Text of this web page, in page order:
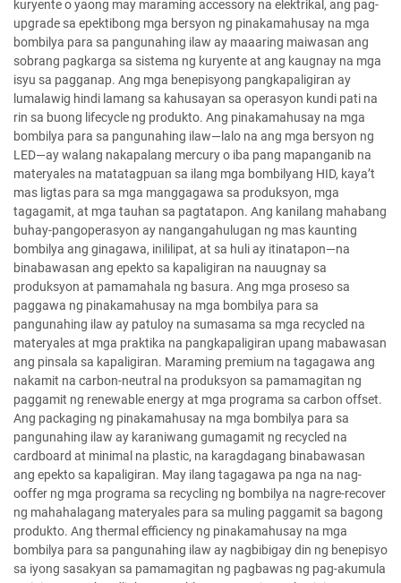
kuryente o yaong may maraming accessory na elektrikal, ang pag-
upgrade sa epektibong mga bersyon ng pinakamahusay na mga
bombilya para sa pangunahing ilaw ay maaaring maiwasan ang
sobrang pagkarga sa sistema ng kuryente at ang kaugnay na mga
isyu sa pagganap. Ang mga benepisyong pangkapaligiran ay
lumalawig hindi lamang sa kahusayan sa operasyon kundi pati na
rin sa buong lifecycle ng produkto. Ang pinakamahusay na mga
bombilya para sa pangunahing ilaw—lalo na ang mga bersyon ng
LED—ay walang nakapalang mercury o iba pang mapanganib na
materyales na matatagpuan sa ilang mga bombilyang HID, kaya’t
mas ligtas para sa mga manggagawa sa produksyon, mga
tagagamit, at mga tauhan sa pagtatapon. Ang kanilang mahabang
buhay-pangoperasyon ay nangangahulugan ng mas kaunting
bombilya ang ginagawa, inililipat, at sa huli ay itinatapon—na
binabawasan ang epekto sa kapaligiran na nauugnay sa
produksyon at pamamahala ng basura. Ang mga proseso sa
paggawa ng pinakamahusay na mga bombilya para sa
pangunahing ilaw ay patuloy na sumasama sa mga recycled na
materyales at mga praktika na pangkapaligiran upang mabawasan
ang pinsala sa kapaligiran. Maraming premium na tagagawa ang
nakamit na carbon-neutral na produksyon sa pamamagitan ng
paggamit ng renewable energy at mga programa sa carbon offset.
Ang packaging ng pinakamahusay na mga bombilya para sa
pangunahing ilaw ay karaniwang gumagamit ng recycled na
cardboard at minimal na plastic, na karagdagang binabawasan
ang epekto sa kapaligiran. May ilang tagagawa pa nga na nag-
ooffer ng mga programa sa recycling ng bombilya na nagre-recover
ng mahahalagang materyales para sa muling paggamit sa bagong
produkto. Ang thermal efficiency ng pinakamahusay na mga
bombilya para sa pangunahing ilaw ay nagbibigay din ng benepisyo
sa iyong sasakyan sa pamamagitan ng pagbawas ng pag-akumula